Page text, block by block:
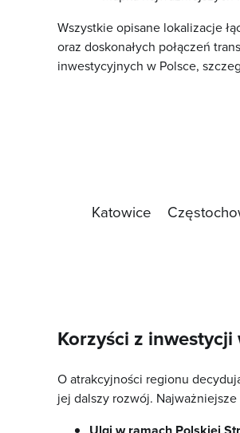
Wszystkie opisane lokalizacje
oraz doskonałych połączeń
inwestycyjnych w Polsce,
Katowice
Korzyści z
O atrakcyjności regionu
jej dalszy rozwój.